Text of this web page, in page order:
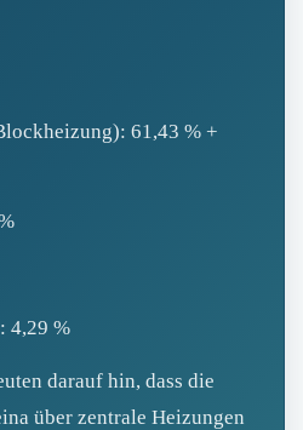
61,43 % +
4,29 %
darauf hin, dass die
über zentrale Heizungen